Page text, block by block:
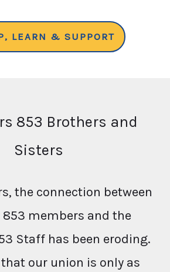
LEARN & SUPPORT
853 Brothers and
Sisters
the connection between
853 members and the
Staff has been eroding.
that our union is only as